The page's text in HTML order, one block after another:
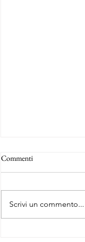
Commenti
Scrivi un commento...